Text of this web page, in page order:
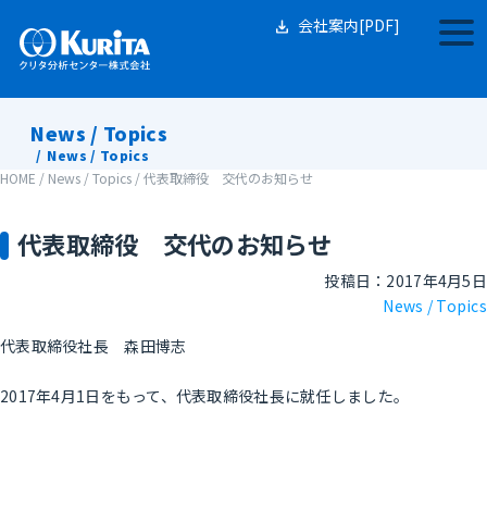
content
会社案内[PDF]
News / Topics
News / Topics
HOME / News / Topics /代表取締役 交代のお知らせ
代表取締役 交代のお知らせ
投稿日：2017年4月5日
News / Topics
代表取締役社長 森田博志
2017年4月1日をもって、代表取締役社長に就任しました。